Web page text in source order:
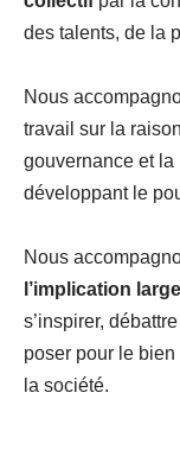
des talents, de la
Nous
travail sur la
gouvernance et
développant le
Nous
l’implication
s’inspirer,
poser pour le
la société.